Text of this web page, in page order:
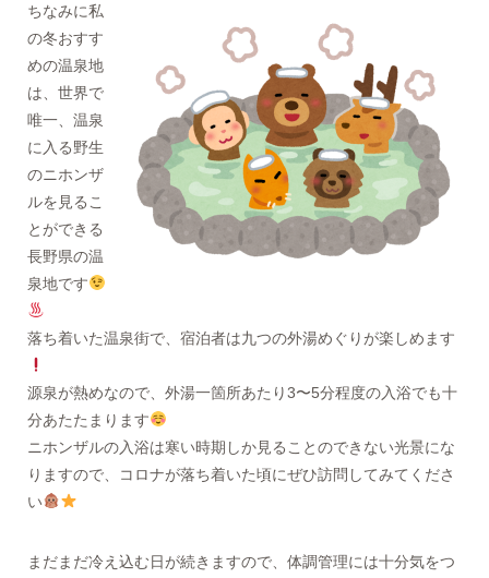
ちなみに私
の冬おすす
めの温泉地
は、世界で
唯一、温泉
に入る野生
のニホンザ
ルを見るこ
とができる
長野県の温
泉地です
落ち着いた温泉街で、宿泊者は九つの外湯めぐりが楽しめます
源泉が熱めなので、外湯一箇所あたり3〜5分程度の入浴でも十
分あたたまります
ニホンザルの入浴は寒い時期しか見ることのできない光景にな
りますので、コロナが落ち着いた頃にぜひ訪問してみてくださ
い
まだまだ冷え込む日が続きますので、体調管理には十分気をつ